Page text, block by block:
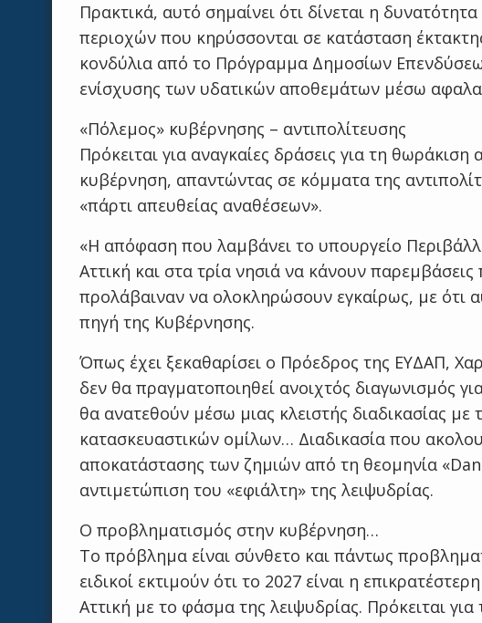
Πρακτικά, αυτό σημαίνει ότι δίνεται η
περιοχών που κηρύσσονται σε κατάσταση
κονδύλια από το Πρόγραμμα Δημοσίων
ενίσχυσης των υδατικών αποθεμάτων μέσω
«Πόλεμος» κυβέρνησης – αντιπολίτευσης
Πρόκειται για αναγκαίες δράσεις για τη
κυβέρνηση, απαντώντας σε κόμματα της
«πάρτι απευθείας αναθέσεων».
«Η απόφαση που λαμβάνει το υπουργείο
Αττική και στα τρία νησιά να κάνουν
προλάβαιναν να ολοκληρώσουν εγκαίρως, με ότι
πηγή της Κυβέρνησης.
Όπως έχει ξεκαθαρίσει ο Πρόεδρος της ΕΥΔΑΠ,
δεν θα πραγματοποιηθεί ανοιχτός διαγωνισμός
θα ανατεθούν μέσω μιας κλειστής διαδικασίας
κατασκευαστικών ομίλων… Διαδικασία που
αποκατάστασης των ζημιών από τη θεομηνία
αντιμετώπιση του «εφιάλτη» της λειψυδρίας.
Ο προβληματισμός στην κυβέρνηση…
Το πρόβλημα είναι σύνθετο και πάντως
ειδικοί εκτιμούν ότι το 2027 είναι η
Αττική με το φάσμα της λειψυδρίας. Πρόκειται